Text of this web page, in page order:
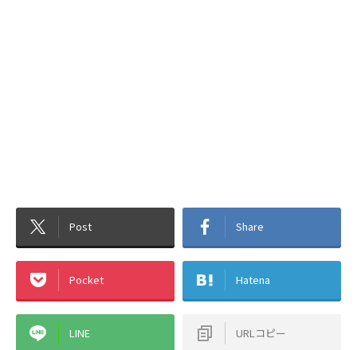
Post Share
Pocket Hatena
LINE URLコピー